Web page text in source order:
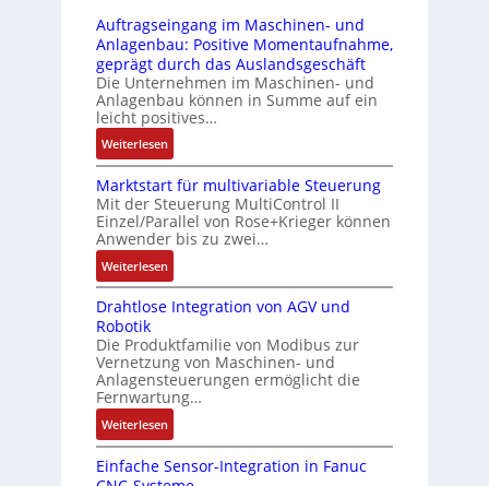
s
c
h
f
l
e
x
i
b
e
l
f
ü
r
i
e
A
n
w
e
n
i
n
e
n
4
G
u
n
d
5
G
a
u
f
e
n
R
a
s
p
b
Z
e
r
t
i
i
e
r
n
g
e
s
t
ä
t
i
g
u
c
k
a
u
s
g
l
e
i
c
h
s
e
m
e
n
t
e
m
Auftragseingang im Maschinen- und
Anlagenbau: Positive Momentaufnahme,
geprägt durch das Auslandsgeschäft
Die Unternehmen im Maschinen- und
Anlagenbau können in Summe auf ein
leicht positives…
Weiterlesen:
A
u
f
t
r
a
g
s
i
n
g
a
n
i
Marktstart für multivariable Steuerung
Mit der Steuerung MultiControl II
Einzel/Parallel von Rose+Krieger können
Anwender bis zu zwei…
Weiterlesen:
M
a
k
t
s
t
a
r
t
Drahtlose Integration von AGV und
Robotik
Die Produktfamilie von Modibus zur
Vernetzung von Maschinen- und
Anlagensteuerungen ermöglicht die
Fernwartung…
Weiterlesen:
D
r
Einfache Sensor-Integration in Fanuc